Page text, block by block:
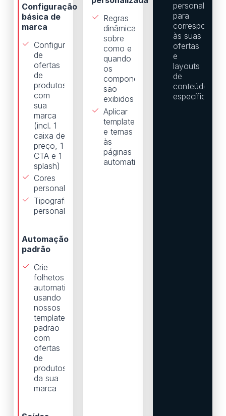
Configuração
básica de
marca
Configuração
de
ofertas
de
produtos
com
sua
marca
(incl. 1
caixa de
preço, 1
CTA e 1
splash)
Cores
personalizadas
Tipografia
personalizada
Automação
padrão
Crie
folhetos
automaticamente
usando
nossos
templates
padrão
com
ofertas
de
produtos
da sua
marca
Regras
dinâmicas
sobre
como e
quando
os
componentes
são
exibidos
Aplicar
templates
e temas
às
páginas
automaticamente
para
corresponder
às suas
ofertas
e
layouts
de
conteúdo
específicos